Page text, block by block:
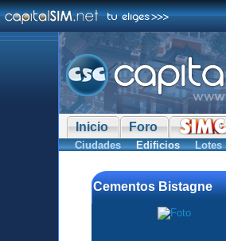
Inicio Foro
Ciudades Edificios Lotes
Cementos Bistagne